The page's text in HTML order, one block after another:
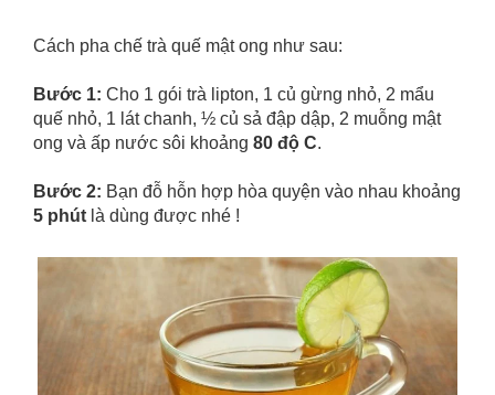
Cách pha chế trà quế mật ong như sau:
Bước 1: Cho 1 gói trà lipton, 1 củ gừng nhỏ, 2 mẩu
quế nhỏ, 1 lát chanh, ½ củ sả đập dập, 2 muỗng mật
ong và ấp nước sôi khoảng 80 độ C.
Bước 2: Bạn đỗ hỗn hợp hòa quyện vào nhau khoảng
5 phút là dùng được nhé !